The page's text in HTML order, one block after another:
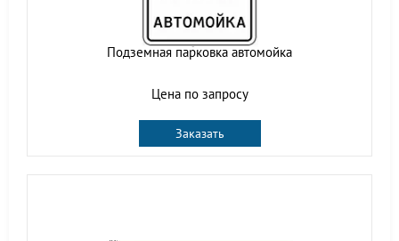
Подземная парковка автомойка
Цена по запросу
Заказать